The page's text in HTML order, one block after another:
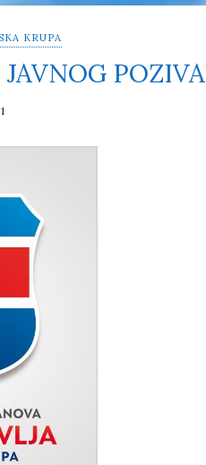
KRUPA
POZIVA